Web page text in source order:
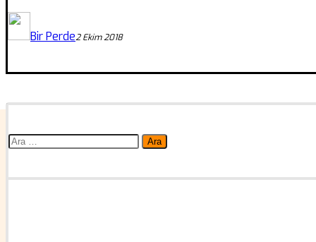
Bir Perde2 Ekim 2018
Arama: